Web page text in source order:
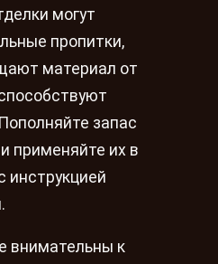
могут
пропитки,
материал от
запас
применяйте их в
инструкцией
внимательны к